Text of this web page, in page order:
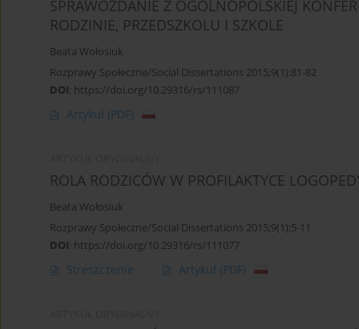
SPRAWOZDANIE Z OGÓLNOPOLSKIEJ
RODZINIE, PRZEDSZKOLU I SZKOLE
Beata Wołosiuk
Rozprawy Społeczne/Social Dissertations 2015;9(1):81-82
DOI: https://doi.org/10.29316/rs/111087
Artykuł (PDF)
ROLA RODZICÓW W PROFILAKTYCE
Beata Wołosiuk
Rozprawy Społeczne/Social Dissertations 2015;9(1):5-11
DOI: https://doi.org/10.29316/rs/111077
Streszczenie Artykuł (PDF)